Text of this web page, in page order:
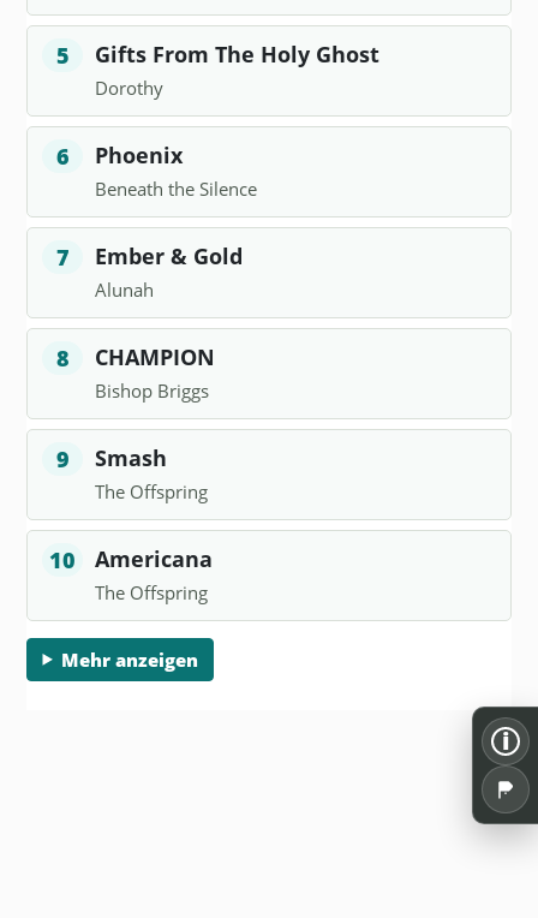
5 Gifts From The Holy Ghost
Dorothy
6 Phoenix
Beneath the Silence
7 Ember & Gold
Alunah
8 CHAMPION
Bishop Briggs
9 Smash
The Offspring
10 Americana
The Offspring
Mehr anzeigen
i